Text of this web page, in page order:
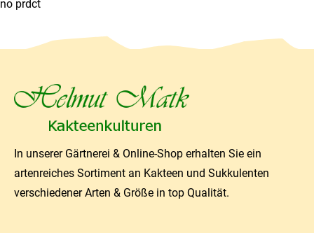
no prdct
In unserer Gärtnerei & Online-Shop erhalten Sie ein
artenreiches Sortiment an Kakteen und Sukkulenten
verschiedener Arten & Größe in top Qualität.